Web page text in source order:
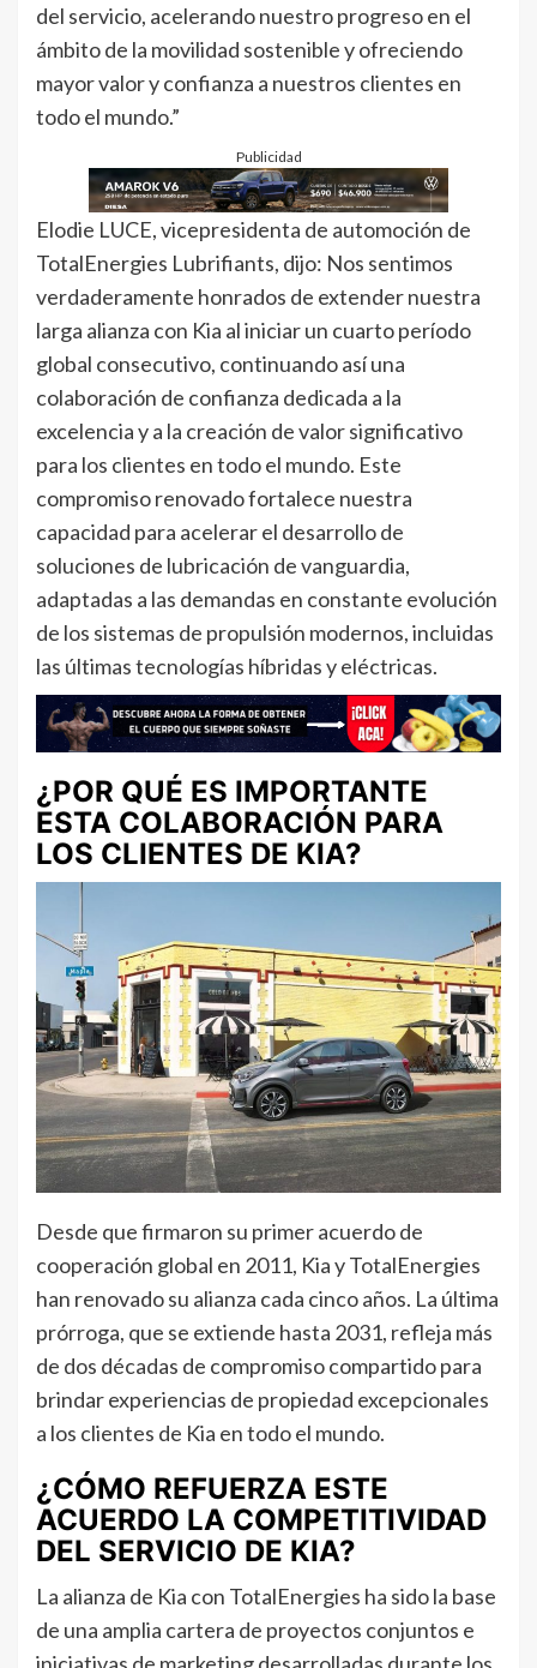
del servicio, acelerando nuestro progreso en el
ámbito de la movilidad sostenible y ofreciendo
mayor valor y confianza a nuestros clientes en
todo el mundo.”
Publicidad
Elodie LUCE, vicepresidenta de automoción de
TotalEnergies Lubrifiants, dijo: Nos sentimos
verdaderamente honrados de extender nuestra
larga alianza con Kia al iniciar un cuarto período
global consecutivo, continuando así una
colaboración de confianza dedicada a la
excelencia y a la creación de valor significativo
para los clientes en todo el mundo. Este
compromiso renovado fortalece nuestra
capacidad para acelerar el desarrollo de
soluciones de lubricación de vanguardia,
adaptadas a las demandas en constante evolución
de los sistemas de propulsión modernos, incluidas
las últimas tecnologías híbridas y eléctricas.
¿POR QUÉ ES IMPORTANTE
ESTA COLABORACIÓN PARA
LOS CLIENTES DE KIA?
Desde que firmaron su primer acuerdo de
cooperación global en 2011, Kia y TotalEnergies
han renovado su alianza cada cinco años. La última
prórroga, que se extiende hasta 2031, refleja más
de dos décadas de compromiso compartido para
brindar experiencias de propiedad excepcionales
a los clientes de Kia en todo el mundo.
¿CÓMO REFUERZA ESTE
ACUERDO LA COMPETITIVIDAD
DEL SERVICIO DE KIA?
La alianza de Kia con TotalEnergies ha sido la base
de una amplia cartera de proyectos conjuntos e